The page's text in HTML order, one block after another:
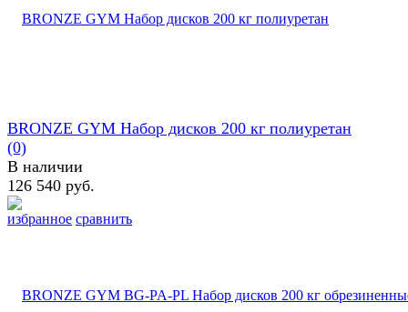
избранное сравнить
BRONZE GYM Набор дисков 200 кг полиуретан
(0)
В наличии
126 540 руб.